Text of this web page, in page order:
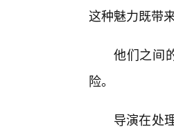
这种魅力既带
他们之间
险。
导演在处